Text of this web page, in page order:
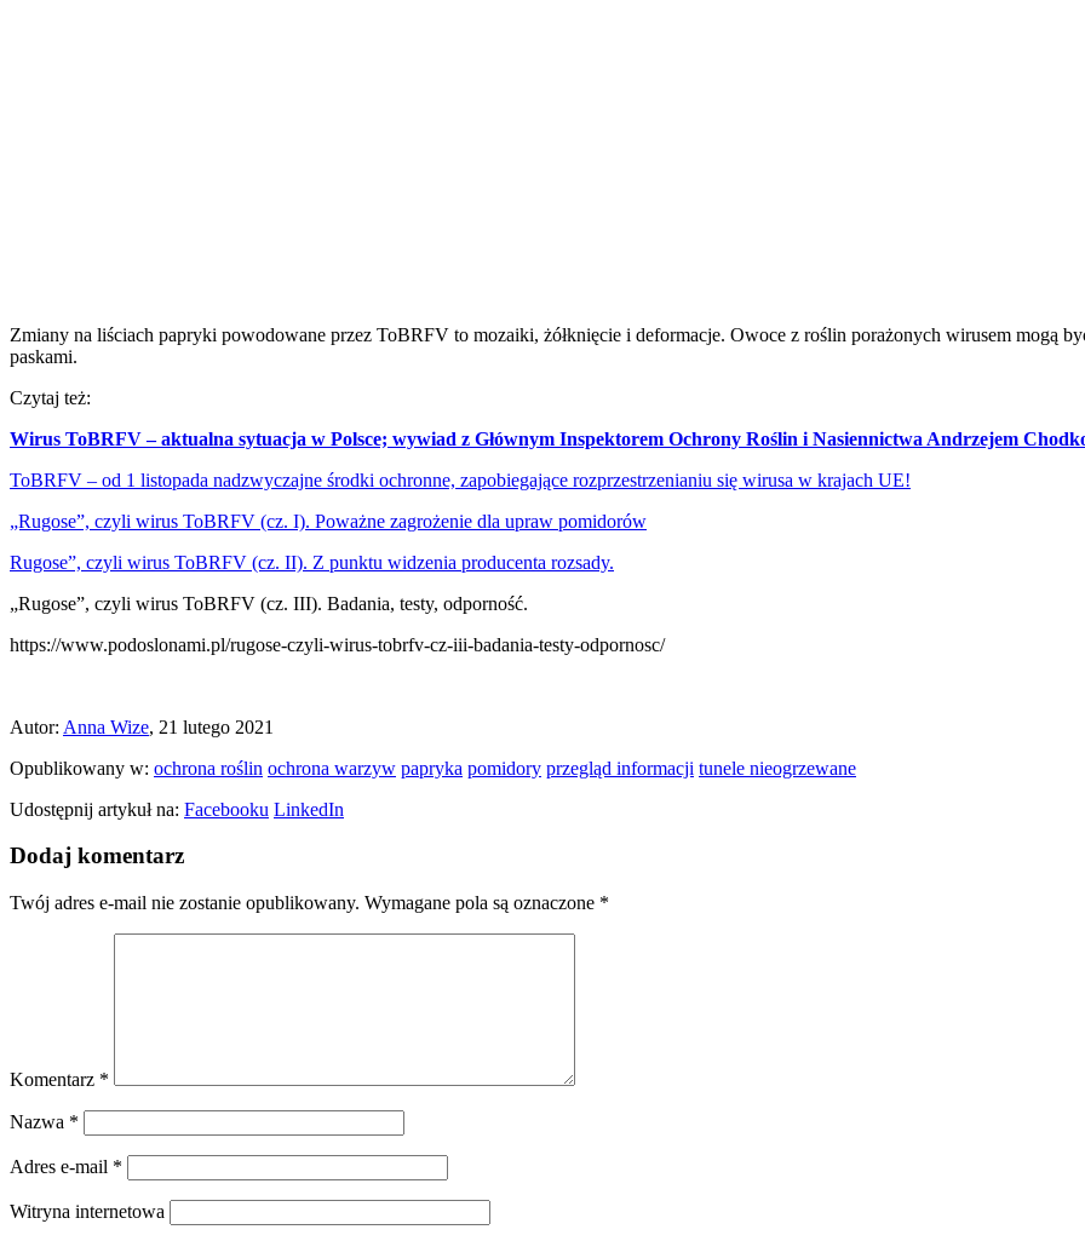
Zmiany na liściach papryki powodowane przez ToBRFV to mozaiki, żółknięcie i deformacje. Owoce z roślin porażonych wirusem mogą
paskami.
Czytaj też:
Wirus ToBRFV – aktualna sytuacja w Polsce; wywiad z Głównym Inspektorem Ochrony Roślin i Nasiennictwa Andrzejem
ToBRFV – od 1 listopada nadzwyczajne środki ochronne, zapobiegające rozprzestrzenianiu się wirusa w krajach UE!
„Rugose”, czyli wirus ToBRFV (cz. I). Poważne zagrożenie dla upraw pomidorów
Rugose”, czyli wirus ToBRFV (cz. II). Z punktu widzenia producenta rozsady.
„Rugose”, czyli wirus ToBRFV (cz. III). Badania, testy, odporność.
https://www.podoslonami.pl/rugose-czyli-wirus-tobrfv-cz-iii-badania-testy-odpornosc/
Autor: Anna Wize, 21 lutego 2021
Opublikowany w: ochrona roślin ochrona warzyw papryka pomidory przegląd informacji tunele nieogrzewane
Udostępnij artykuł na: Facebooku LinkedIn
Dodaj komentarz
Twój adres e-mail nie zostanie opublikowany. Wymagane pola są oznaczone *
Komentarz *
Nazwa *
Adres e-mail *
Witryna internetowa